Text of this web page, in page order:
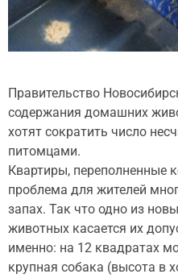
Правительство
содержания домашних
хотят сократить число
питомцами.
Квартиры, переполненные
проблема для жителей
запах. Так что одно из
животных касается их
именно: на 12 квадратах
крупная собака (высота в